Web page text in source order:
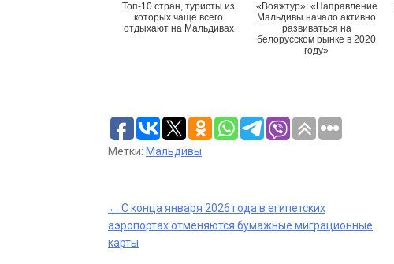
Топ-10 стран, туристы из
которых чаще всего
отдыхают на Мальдивах
«Вояжтур»: «Направление
Мальдивы начало активно
развиваться на
белорусском рынке в 2020
году»
Метки: Мальдивы
Post
navigation
← С конца января 2026 года в египетских
аэропортах отменяются бумажные миграционные
карты